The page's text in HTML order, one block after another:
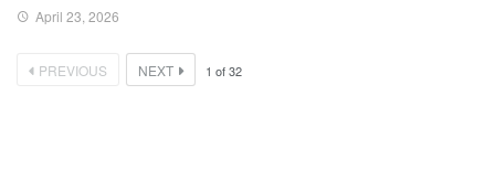
April 23, 2026
PREVIOUS NEXT 1 of32